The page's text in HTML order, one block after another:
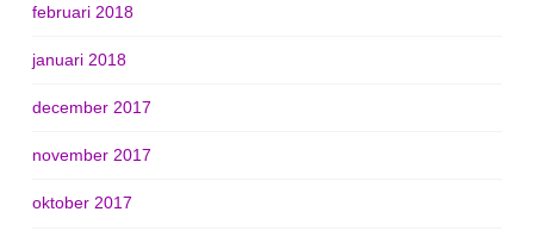
februari 2018
januari 2018
december 2017
november 2017
oktober 2017